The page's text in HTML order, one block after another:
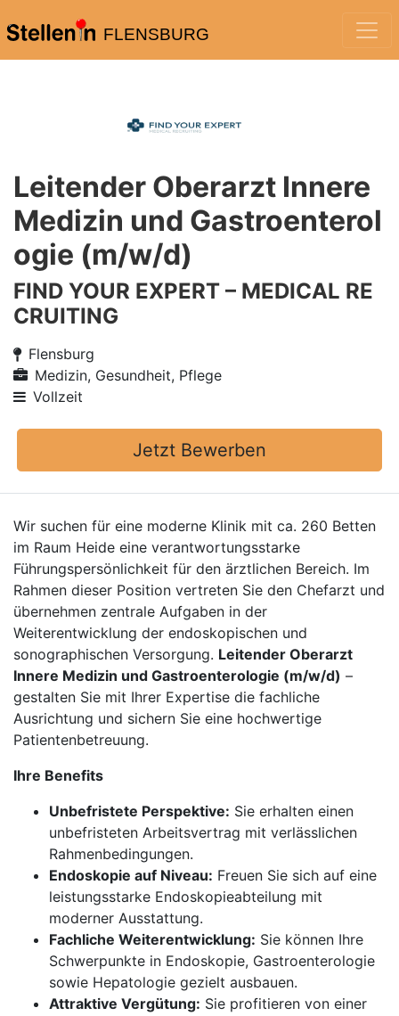
FLENSBURG
Leitender Oberarzt Innere
Medizin und Gastroenterol
ogie (m/w/d)
FIND YOUR EXPERT – MEDICAL RE
CRUITING
Flensburg
Medizin, Gesundheit, Pflege
Vollzeit
Jetzt Bewerben
Wir suchen für eine moderne Klinik mit ca. 260 Betten
im Raum Heide eine verantwortungsstarke
Führungspersönlichkeit für den ärztlichen Bereich. Im
Rahmen dieser Position vertreten Sie den Chefarzt und
übernehmen zentrale Aufgaben in der
Weiterentwicklung der endoskopischen und
sonographischen Versorgung. Leitender Oberarzt
Innere Medizin und Gastroenterologie (m/w/d) –
gestalten Sie mit Ihrer Expertise die fachliche
Ausrichtung und sichern Sie eine hochwertige
Patientenbetreuung.
Ihre Benefits
Unbefristete Perspektive: Sie erhalten einen
unbefristeten Arbeitsvertrag mit verlässlichen
Rahmenbedingungen.
Endoskopie auf Niveau: Freuen Sie sich auf eine
leistungsstarke Endoskopieabteilung mit
moderner Ausstattung.
Fachliche Weiterentwicklung: Sie können Ihre
Schwerpunkte in Endoskopie, Gastroenterologie
sowie Hepatologie gezielt ausbauen.
Attraktive Vergütung: Sie profitieren von einer